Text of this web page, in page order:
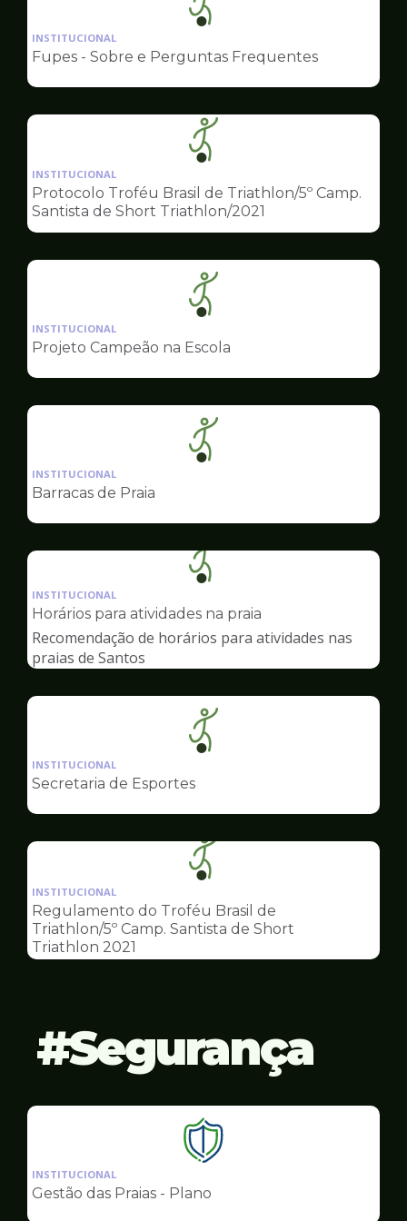
Ilustração
da
pagina
Esportes
INSTITUCIONAL
Fupes - Sobre e Perguntas Frequentes
Ilustração
da
pagina
de
Esportes
INSTITUCIONAL
Protocolo Troféu Brasil de Triathlon/5º Camp.
Santista de Short Triathlon/2021
Ilustração
da
pagina
Esportes
INSTITUCIONAL
Projeto Campeão na Escola
Ilustração
da
Esportes
INSTITUCIONAL
Barracas de Praia
Ilustração
da
pagina
Esportes
INSTITUCIONAL
Horários para atividades na praia
Recomendação de horários para atividades nas
praias de Santos
Ilustração
da
Esportes
INSTITUCIONAL
Secretaria de Esportes
Ilustração
da
pagina
de
INSTITUCIONAL
Regulamento do Troféu Brasil de
Triathlon/5º Camp. Santista de Short
Triathlon 2021
Segurança
Ilustração
da
pagina
INSTITUCIONAL
Gestão das Praias - Plano